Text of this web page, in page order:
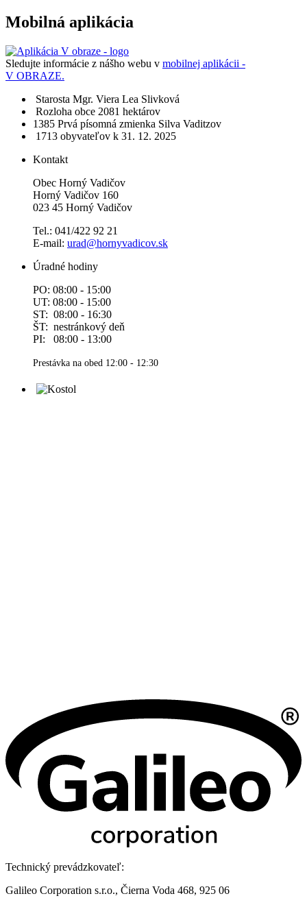
Mobilná aplikácia
Sledujte informácie z nášho webu v mobilnej aplikácii -
V OBRAZE.
Starosta Mgr. Viera Lea Slivková
Rozloha obce 2081 hektárov
1385​ Prvá písomná zmienka Silva Vaditzov
1713 obyvateľov k 31. 12. 2025
Kontakt
Obec Horný Vadičov
Horný Vadičov 160
023 45 Horný Vadičov
Tel.: 041/422 92 21
E-mail: urad@hornyvadicov.sk
Úradné hodiny
PO: 08:00 - 15:00
UT: 08:00 - 15:00
ST: 08:00 - 16:30
ŠT: nestránkový deň
PI: 08:00 - 13:00
Prestávka na obed 12:00 - 12:30
Technický prevádzkovateľ:
Galileo Corporation s.r.o., Čierna Voda 468, 925 06